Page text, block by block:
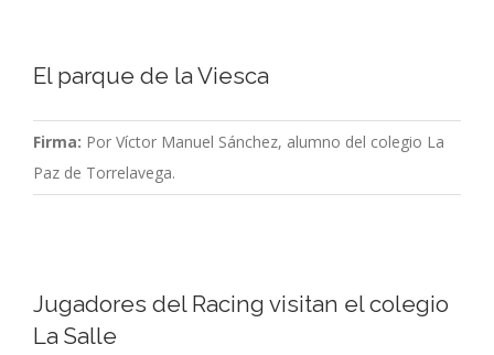
El parque de la Viesca
Firma: Por Víctor Manuel Sánchez, alumno del colegio La
Paz de Torrelavega.
Jugadores del Racing visitan el colegio
La Salle